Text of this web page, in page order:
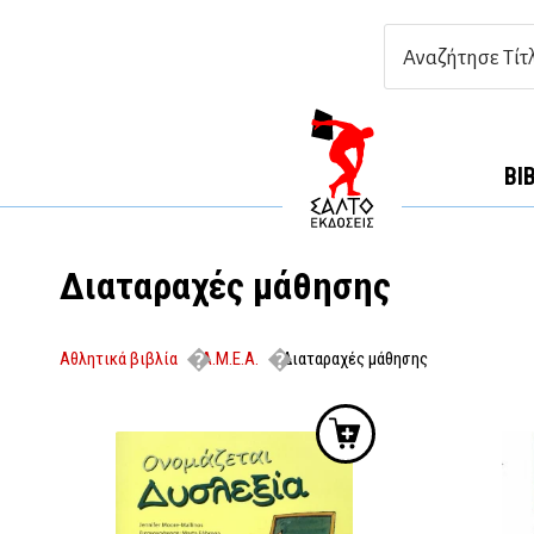
Διαταραχές μάθησης
Αθλητικά βιβλία Α.Μ.Ε.Α. Διαταραχές μάθησης